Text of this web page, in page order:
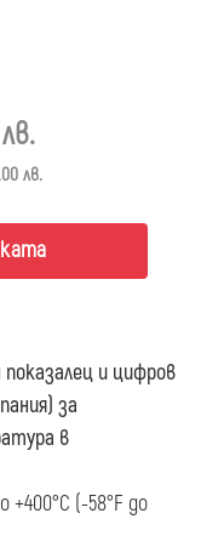
лв.
и цифров
за
в
+400°C (-58°F до